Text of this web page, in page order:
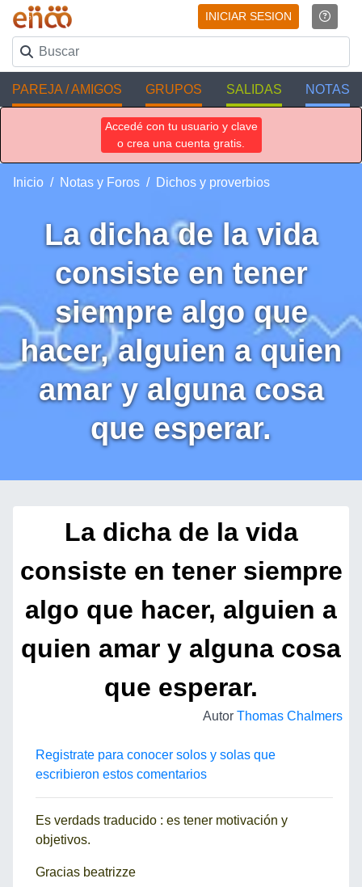
INICIAR SESION
PAREJA / AMIGOS GRUPOS SALIDAS NOTAS
Accedé con tu usuario y clave
o crea una cuenta gratis.
Inicio Notas y Foros Dichos y proverbios
La dicha de la vida
consiste en tener
siempre algo que
hacer, alguien a quien
amar y alguna cosa
que esperar.
La dicha de la vida
consiste en tener siempre
algo que hacer, alguien a
quien amar y alguna cosa
que esperar.
Autor Thomas Chalmers
Registrate para conocer solos y solas que
escribieron estos comentarios
Es verdads traducido : es tener motivación y
objetivos.
Gracias beatrizze